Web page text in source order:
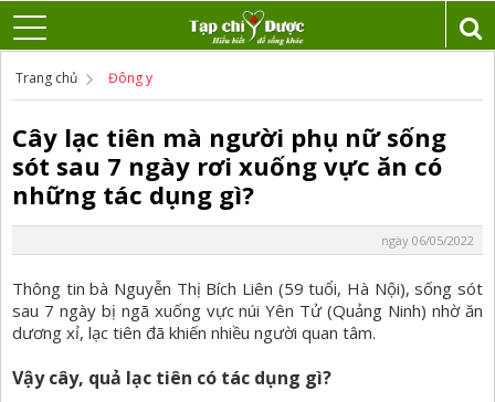
Trang chủ Đông y
Cây lạc tiên mà người phụ nữ sống
sót sau 7 ngày rơi xuống vực ăn có
những tác dụng gì?
ngày 06/05/2022
Thông tin bà Nguyễn Thị Bích Liên (59 tuổi, Hà Nội), sống sót
sau 7 ngày bị ngã xuống vực núi Yên Tử (Quảng Ninh) nhờ ăn
dương xỉ, lạc tiên đã khiến nhiều người quan tâm.
Vậy cây, quả lạc tiên có tác dụng gì?